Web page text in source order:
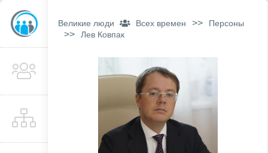
Великие люди Всех времен >> Персоны
>> Лев Ковпак